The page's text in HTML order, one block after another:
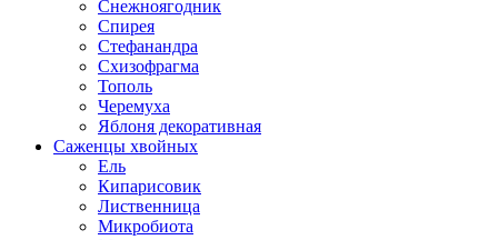
Снежноягодник
Спирея
Стефанандра
Схизофрагма
Тополь
Черемуха
Яблоня декоративная
Саженцы хвойных
Ель
Кипарисовик
Лиственница
Микробиота